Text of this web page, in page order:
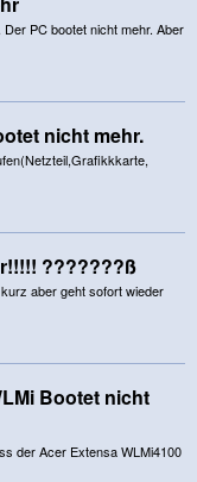
PC bootet nicht mehr. Aber
nicht mehr.
???????ß
aber geht sofort wieder
Bootet nicht
der Acer Extensa WLMi4100